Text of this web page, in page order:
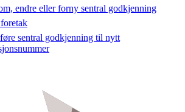
endre eller forny sentral godkjenning
sentral godkjenning til nytt